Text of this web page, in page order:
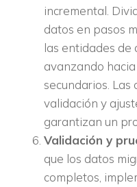
incremental.
datos en pasos
las entidades de
avanzando
secundarios. Las
validación y
garantizan un
Validación y
que los datos
completos,